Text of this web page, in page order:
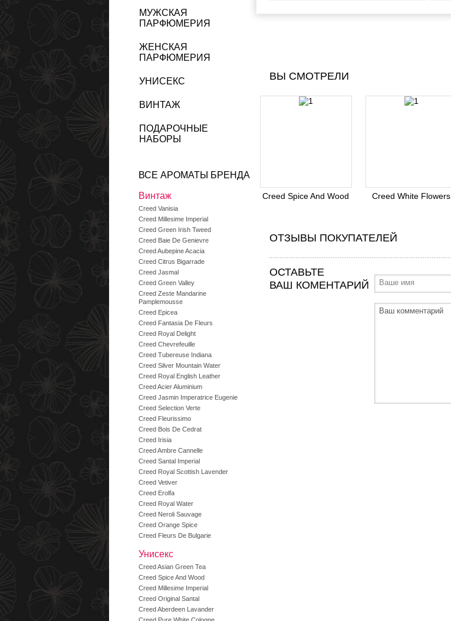
ВЫ СМОТРЕЛИ
Creed Spice And Wood Creed White Flowers
ОТЗЫВЫ ПОКУПАТЕЛЕЙ
ОСТАВЬТЕ
ВАШ КОМЕНТАРИЙ
МУЖСКАЯ
ПАРФЮМЕРИЯ
ЖЕНСКАЯ
ПАРФЮМЕРИЯ
УНИСЕКС
ВИНТАЖ
ПОДАРОЧНЫЕ
НАБОРЫ
ВСЕ АРОМАТЫ БРЕНДА
Винтаж
Creed Vanisia
Creed Millesime Imperial
Creed Green Irish Tweed
Creed Baie De Genievre
Creed Aubepine Acacia
Creed Citrus Bigarrade
Creed Jasmal
Creed Green Valley
Creed Zeste Mandarine
Pamplemousse
Creed Epicea
Creed Fantasia De Fleurs
Creed Royal Delight
Creed Chevrefeuille
Creed Tubereuse Indiana
Creed Silver Mountain Water
Creed Royal English Leather
Creed Acier Aluminium
Creed Jasmin Imperatrice Eugenie
Creed Selection Verte
Creed Fleurissimo
Creed Bois De Cedrat
Creed Irisia
Creed Ambre Cannelle
Creed Santal Imperial
Creed Royal Scottish Lavender
Creed Vetiver
Creed Erolfa
Creed Royal Water
Creed Neroli Sauvage
Creed Orange Spice
Creed Fleurs De Bulgarie
Унисекс
Creed Asian Green Tea
Creed Spice And Wood
Creed Millesime Imperial
Creed Original Santal
Creed Aberdeen Lavander